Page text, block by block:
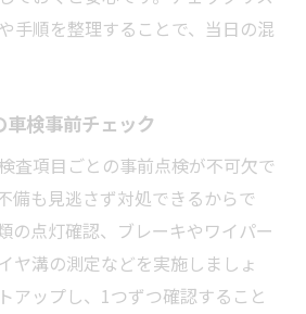
手順を整理することで、当日の混
検事前チェック
査項目ごとの事前点検が不可欠で
備も見逃さず対処できるからで
の点灯確認、ブレーキやワイパー
ヤ溝の測定などを実施しましょ
アップし、1つずつ確認すること